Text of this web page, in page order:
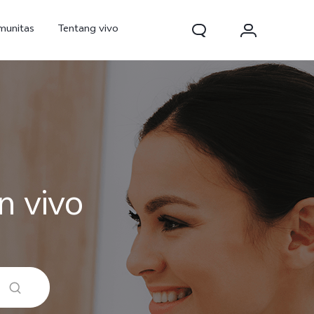
Tentang vivo
V70 baru V70 FE baru
vivo